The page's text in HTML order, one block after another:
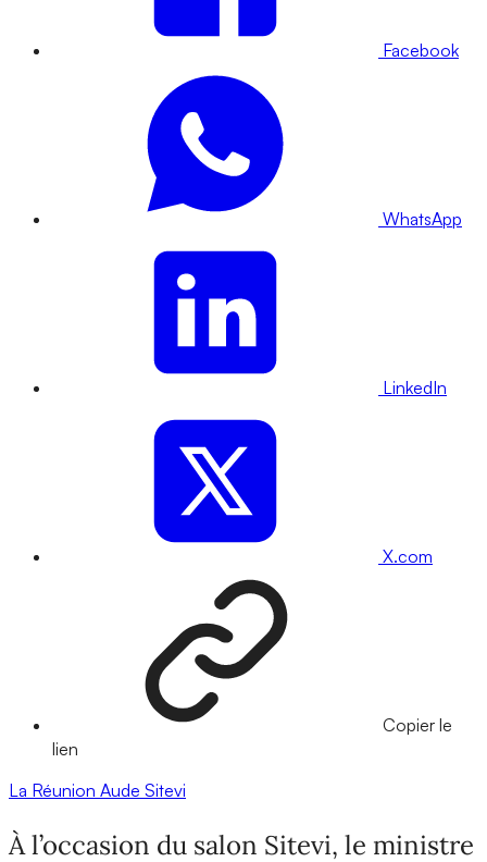
Facebook
WhatsApp
LinkedIn
X.com
Copier le
lien
La Réunion Aude Sitevi
À l’occasion du salon Sitevi, le ministre